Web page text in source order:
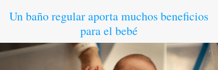
Un baño regular aporta muchos beneficios
para el bebé